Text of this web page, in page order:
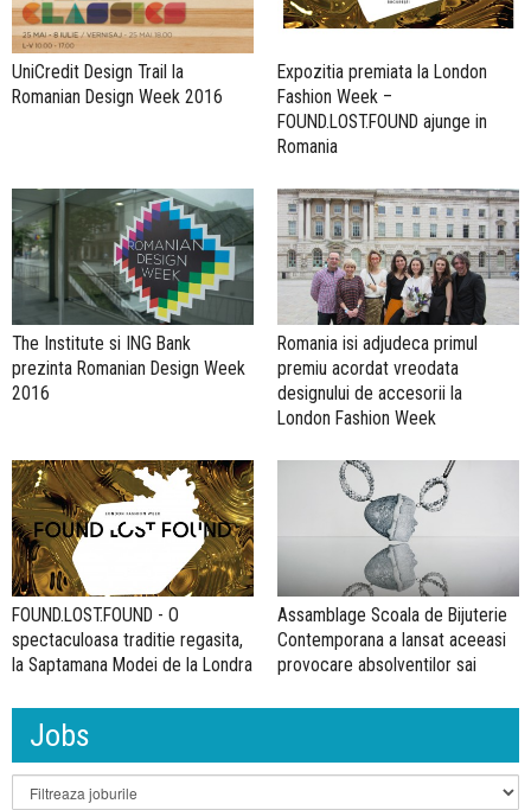
UniCredit Design Trail la
Romanian Design Week 2016
Expozitia premiata la London
Fashion Week –
FOUND.LOST.FOUND ajunge in
Romania
The Institute si ING Bank
prezinta Romanian Design Week
2016
Romania isi adjudeca primul
premiu acordat vreodata
designului de accesorii la
London Fashion Week
FOUND.LOST.FOUND - O
spectaculoasa traditie regasita,
la Saptamana Modei de la Londra
Assamblage Scoala de Bijuterie
Contemporana a lansat aceeasi
provocare absolventilor sai
Jobs